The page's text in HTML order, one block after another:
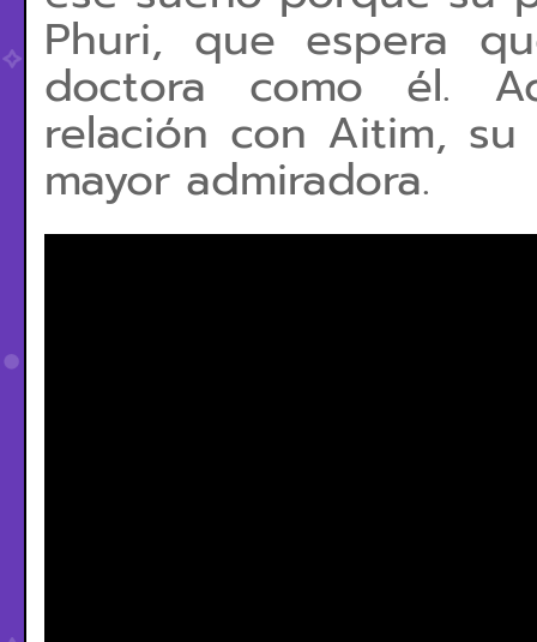
Phuri, que espera
doctora como él.
relación con Aitim,
mayor admiradora.